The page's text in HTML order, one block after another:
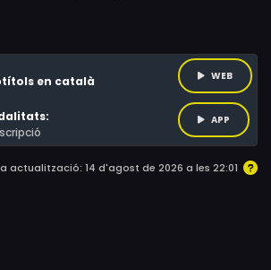
del nuevo club de moda de Los
en català WEB
APP
actualització: 14 d'agost de 2026 a les 22:01